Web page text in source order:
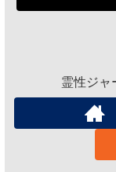
霊性ジャ